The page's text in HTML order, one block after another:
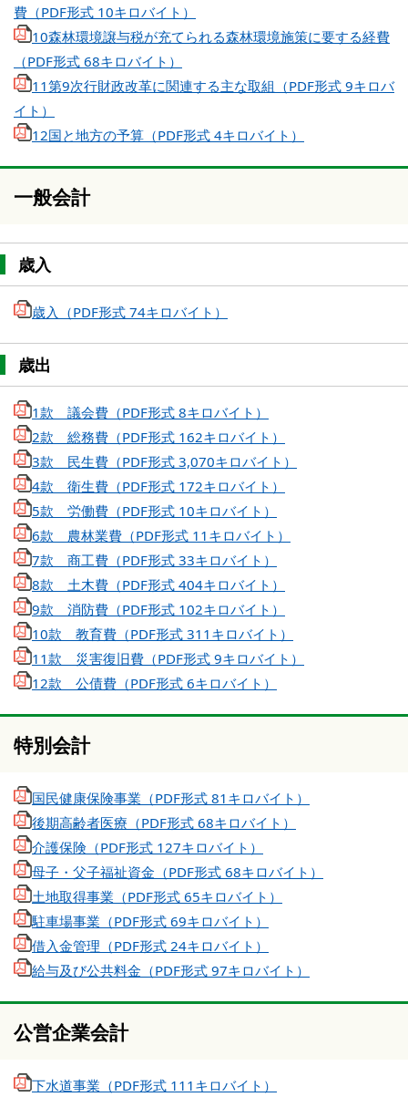
費（PDF形式 10キロバイト）
10森林環境譲与税が充てられる森林環境施策に要する経費
（PDF形式 68キロバイト）
11第9次行財政改革に関連する主な取組（PDF形式 9キロバ
イト）
12国と地方の予算（PDF形式 4キロバイト）
一般会計
歳入
歳入（PDF形式 74キロバイト）
歳出
1款 議会費（PDF形式 8キロバイト）
2款 総務費（PDF形式 162キロバイト）
3款 民生費（PDF形式 3,070キロバイト）
4款 衛生費（PDF形式 172キロバイト）
5款 労働費（PDF形式 10キロバイト）
6款 農林業費（PDF形式 11キロバイト）
7款 商工費（PDF形式 33キロバイト）
8款 土木費（PDF形式 404キロバイト）
9款 消防費（PDF形式 102キロバイト）
10款 教育費（PDF形式 311キロバイト）
11款 災害復旧費（PDF形式 9キロバイト）
12款 公債費（PDF形式 6キロバイト）
特別会計
国民健康保険事業（PDF形式 81キロバイト）
後期高齢者医療（PDF形式 68キロバイト）
介護保険（PDF形式 127キロバイト）
母子・父子福祉資金（PDF形式 68キロバイト）
土地取得事業（PDF形式 65キロバイト）
駐車場事業（PDF形式 69キロバイト）
借入金管理（PDF形式 24キロバイト）
給与及び公共料金（PDF形式 97キロバイト）
公営企業会計
下水道事業（PDF形式 111キロバイト）